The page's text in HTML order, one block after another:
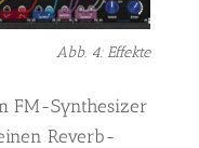
Abb. 4: Effekte
FM-Synthesizer
Reverb-